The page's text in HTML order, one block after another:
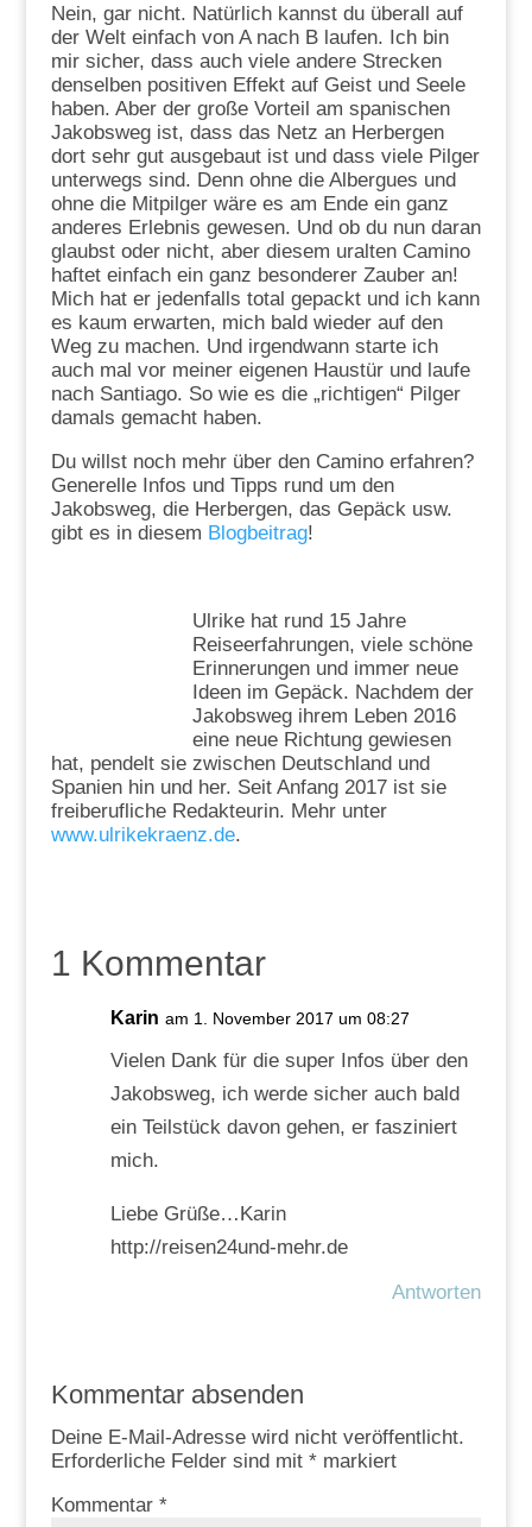
Nein, gar nicht. Natürlich kannst du überall auf
der Welt einfach von A nach B laufen. Ich bin
mir sicher, dass auch viele andere Strecken
denselben positiven Effekt auf Geist und Seele
haben. Aber der große Vorteil am spanischen
Jakobsweg ist, dass das Netz an Herbergen
dort sehr gut ausgebaut ist und dass viele Pilger
unterwegs sind. Denn ohne die Albergues und
ohne die Mitpilger wäre es am Ende ein ganz
anderes Erlebnis gewesen. Und ob du nun daran
glaubst oder nicht, aber diesem uralten Camino
haftet einfach ein ganz besonderer Zauber an!
Mich hat er jedenfalls total gepackt und ich kann
es kaum erwarten, mich bald wieder auf den
Weg zu machen. Und irgendwann starte ich
auch mal vor meiner eigenen Haustür und laufe
nach Santiago. So wie es die „richtigen“ Pilger
damals gemacht haben.
Du willst noch mehr über den Camino erfahren?
Generelle Infos und Tipps rund um den
Jakobsweg, die Herbergen, das Gepäck usw.
gibt es in diesem Blogbeitrag!
Ulrike hat rund 15 Jahre
Reiseerfahrungen, viele schöne
Erinnerungen und immer neue
Ideen im Gepäck. Nachdem der
Jakobsweg ihrem Leben 2016
eine neue Richtung gewiesen
hat, pendelt sie zwischen Deutschland und
Spanien hin und her. Seit Anfang 2017 ist sie
freiberufliche Redakteurin. Mehr unter
www.ulrikekraenz.de.
1 Kommentar
Karin am 1. November 2017 um 08:27
Vielen Dank für die super Infos über den
Jakobsweg, ich werde sicher auch bald
ein Teilstück davon gehen, er fasziniert
mich.
Liebe Grüße…Karin
http://reisen24und-mehr.de
Antworten
Kommentar absenden
Deine E-Mail-Adresse wird nicht veröffentlicht.
Erforderliche Felder sind mit *markiert
Kommentar *